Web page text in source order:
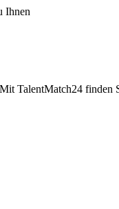
Ihnen
TalentMatch24 finden